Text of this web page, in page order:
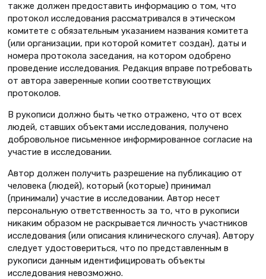
также должен предоставить информацию о том, что
протокол исследования рассматривался в этическом
комитете с обязательным указанием названия комитета
(или организации, при которой комитет создан), даты и
номера протокола заседания, на котором одобрено
проведение исследования. Редакция вправе потребовать
от автора заверенные копии соответствующих
протоколов.
В рукописи должно быть четко отражено, что от всех
людей, ставших объектами исследования, получено
добровольное письменное информированное согласие на
участие в исследовании.
Автор должен получить разрешение на публикацию от
человека (людей), который (которые) принимал
(принимали) участие в исследовании. Автор несет
персональную ответственность за то, что в рукописи
никаким образом не раскрывается личность участников
исследования (или описания клинического случая). Автору
следует удостовериться, что по представленным в
рукописи данным идентифицировать объекты
исследования невозможно.